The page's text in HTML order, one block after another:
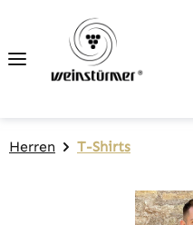
Zum Hauptinhalt springen
Herren T-Shirts
Bildergalerie überspringen